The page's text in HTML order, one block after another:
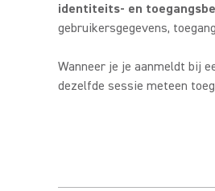
identiteits- en
gebruikersgegevens,
Wanneer je je aanmeldt bij
dezelfde sessie meteen